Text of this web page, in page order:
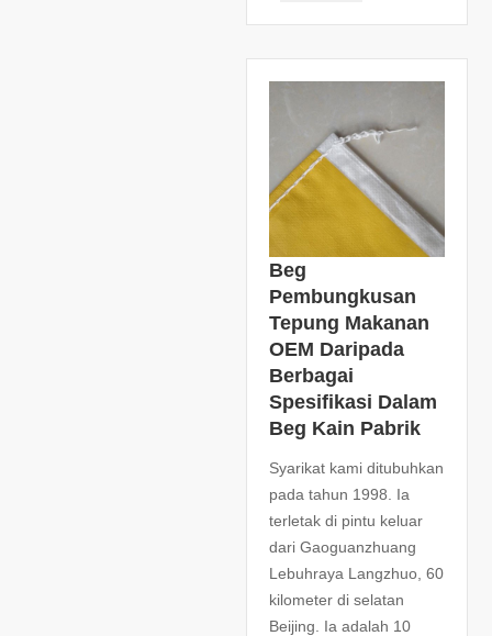
Beg
Pembungkusan
Tepung Makanan
OEM Daripada
Berbagai
Spesifikasi Dalam
Beg Kain Pabrik
Syarikat kami ditubuhkan
pada tahun 1998. Ia
terletak di pintu keluar
dari Gaoguanzhuang
Lebuhraya Langzhuo, 60
kilometer di selatan
Beijing. Ia adalah 10